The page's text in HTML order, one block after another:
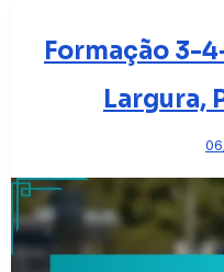
Formação 3-
Largura,